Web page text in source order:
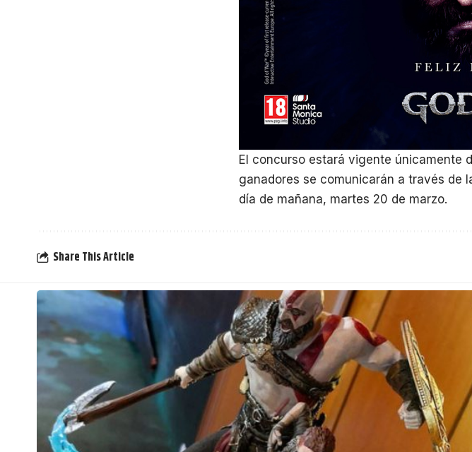
El concurso estará vigente únicamente
ganadores se comunicarán a través de
día de mañana, martes 20 de marzo.
Share This Article